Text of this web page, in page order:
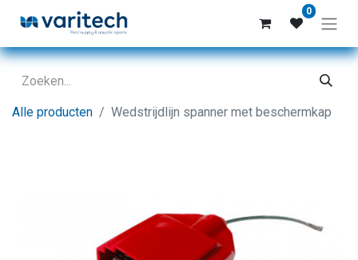
0
Alle producten Wedstrijdlijn spanner met beschermkap